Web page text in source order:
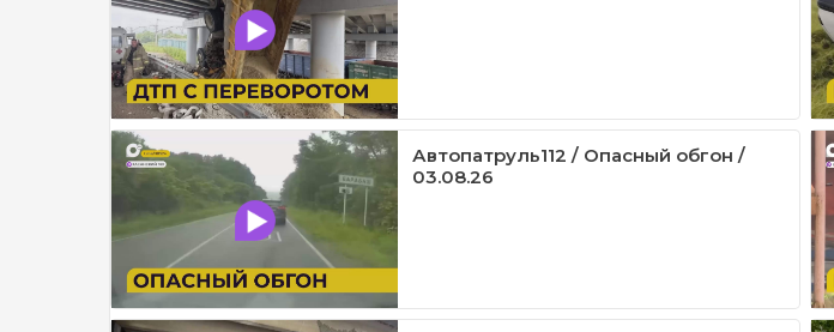
Автопатруль112 / Опасный обгон /
03.08.26